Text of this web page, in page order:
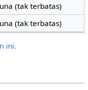
(tak terbatas)
(tak terbatas)
ini.